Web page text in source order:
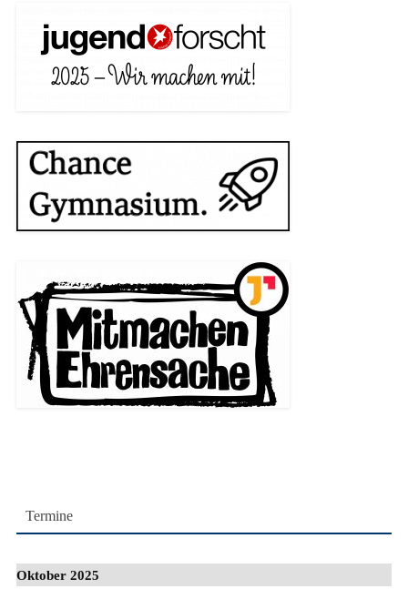
Termine
Oktober 2025